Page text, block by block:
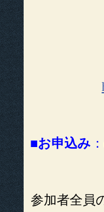
■お申込み
参加者全員